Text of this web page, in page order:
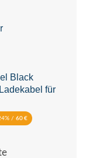
Black
für
/ 60 €